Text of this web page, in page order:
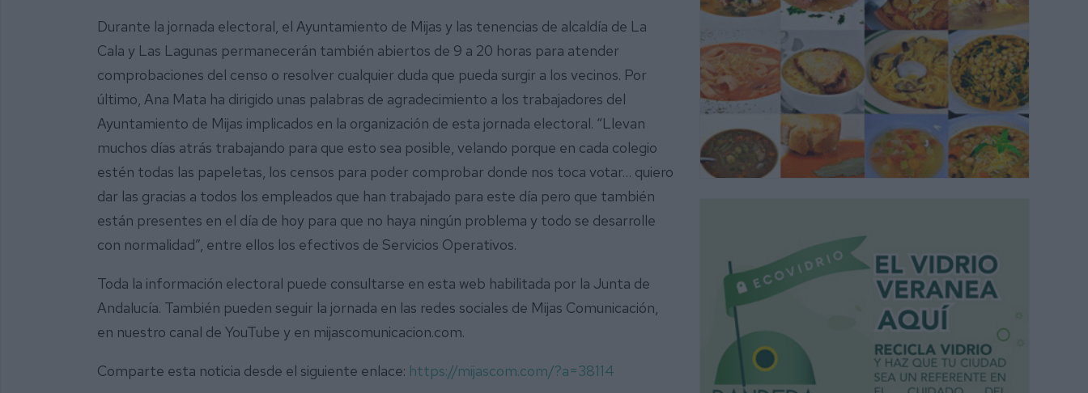
Durante la jornada electoral, el Ayuntamiento de Mijas y las tenencias de alcaldía de La
Cala y Las Lagunas permanecerán también abiertos de 9 a 20 horas para atender
comprobaciones del censo o resolver cualquier duda que pueda surgir a los vecinos. Por
último, Ana Mata ha dirigido unas palabras de agradecimiento a los trabajadores del
Ayuntamiento de Mijas implicados en la organización de esta jornada electoral. “Llevan
muchos días atrás trabajando para que esto sea posible, velando porque en cada colegio
estén todas las papeletas, los censos para poder comprobar donde nos toca votar… quiero
dar las gracias a todos los empleados que han trabajado para este día pero que también
están presentes en el día de hoy para que no haya ningún problema y todo se desarrolle
con normalidad”, entre ellos los efectivos de Servicios Operativos.
Toda la información electoral puede consultarse en esta web habilitada por la Junta de
Andalucía. También pueden seguir la jornada en las redes sociales de Mijas Comunicación,
en nuestro canal de YouTube y en mijascomunicacion.com.
Comparte esta noticia desde el siguiente enlace: https://mijascom.com/?a=38114